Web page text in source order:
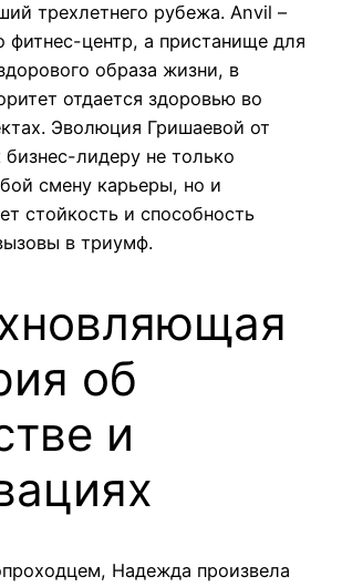
трехлетнего рубежа. Anvil –
фитнес-центр, а пристанище для
образа жизни, в
отдается здоровью во
Эволюция Гришаевой от
бизнес-лидеру не только
смену карьеры, но и
стойкость и способность
в триумф.
об
и
Надежда произвела